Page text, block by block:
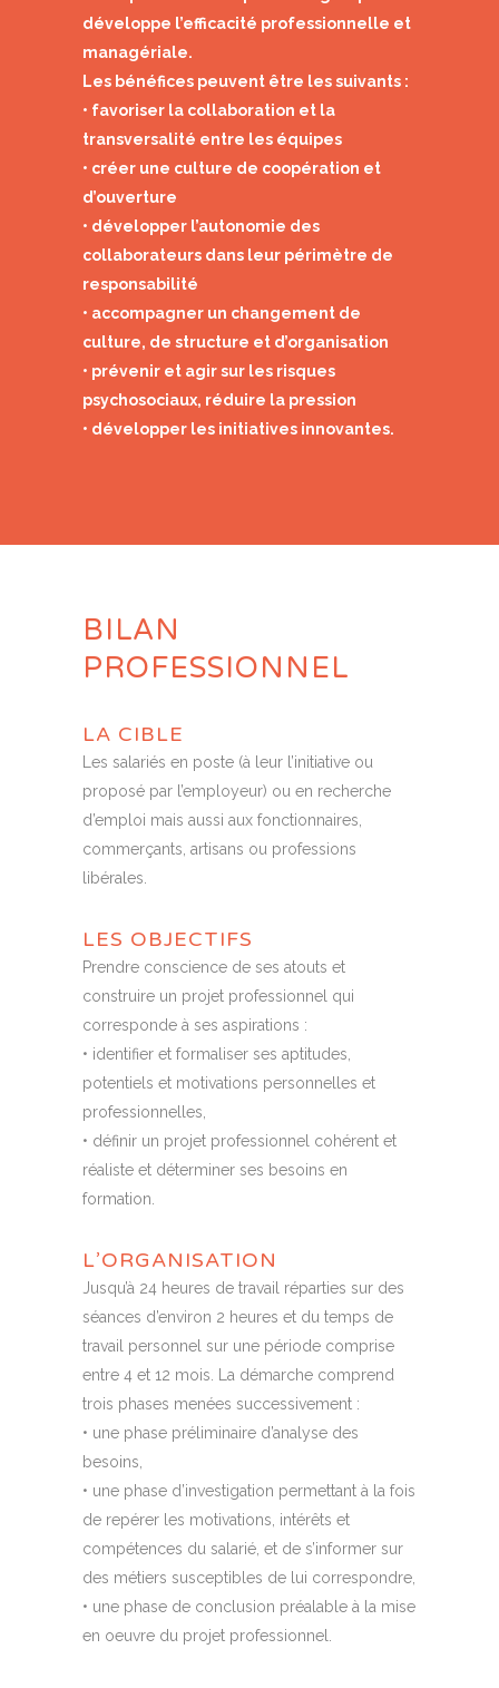
développe l’efficacité professionnelle et
managériale.
Les bénéfices peuvent être les suivants :
• favoriser la collaboration et la
transversalité entre les équipes
• créer une culture de coopération et
d’ouverture
• développer l’autonomie des
collaborateurs dans leur périmètre de
responsabilité
• accompagner un changement de
culture, de structure et d’organisation
• prévenir et agir sur les risques
psychosociaux, réduire la pression
• développer les initiatives innovantes.
BILAN
PROFESSIONNEL
LA CIBLE
Les salariés en poste (à leur l’initiative ou
proposé par l’employeur) ou en recherche
d’emploi mais aussi aux fonctionnaires,
commerçants, artisans ou professions
libérales.
LES OBJECTIFS
Prendre conscience de ses atouts et
construire un projet professionnel qui
corresponde à ses aspirations :
• identifier et formaliser ses aptitudes,
potentiels et motivations personnelles et
professionnelles,
• définir un projet professionnel cohérent et
réaliste et déterminer ses besoins en
formation.
L’ORGANISATION
Jusqu’à 24 heures de travail réparties sur des
séances d’environ 2 heures et du temps de
travail personnel sur une période comprise
entre 4 et 12 mois. La démarche comprend
trois phases menées successivement :
• une phase préliminaire d’analyse des
besoins,
• une phase d’investigation permettant à la fois
de repérer les motivations, intérêts et
compétences du salarié, et de s’informer sur
des métiers susceptibles de lui correspondre,
• une phase de conclusion préalable à la mise
en oeuvre du projet professionnel.